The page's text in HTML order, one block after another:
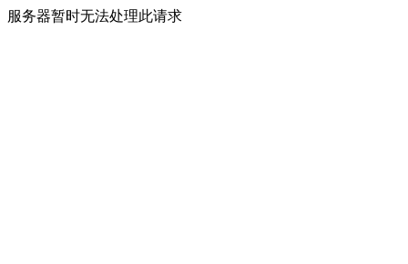
服务器暂时无法处理此请求